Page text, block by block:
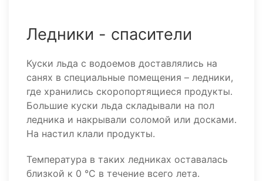
Ледники - спасители
Куски льда с водоемов доставлялись на
санях в специальные помещения – ледники,
где хранились скоропортящиеся продукты.
Большие куски льда складывали на пол
ледника и накрывали соломой или досками.
На настил клали продукты.
Температура в таких ледниках оставалась
близкой к 0 °С в течение всего лета.